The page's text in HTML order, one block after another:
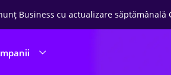
Business cu actualizare săptămânală